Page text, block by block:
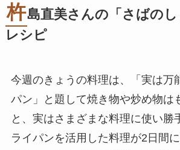
杵島直美さんの「さばの
レシピ
今週のきょうの料理は、「実は万
パン」と題して焼き物や炒め物は
と、実はさまざまな料理に使い勝
ライパンを活用した料理が2日間